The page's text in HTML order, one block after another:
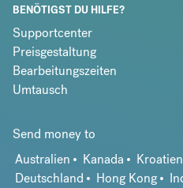
BENÖTIGST DU HILFE?
Supportcenter
Preisgestaltung
Bearbeitungszeiten
Umtausch
Send money to
Australien
Kanada Kroatien
Deutschland
Hong Kong